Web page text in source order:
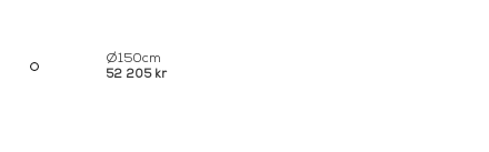
Ø150cm
52 205 kr